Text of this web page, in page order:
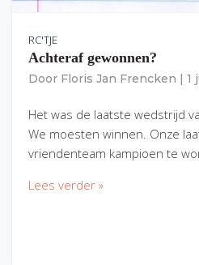
RC'TJE
Achteraf gewonnen?
Door Floris Jan Frencken 1
Het was de laatste wedstrijd
We moesten winnen. Onze
vriendenteam kampioen te
Lees verder »